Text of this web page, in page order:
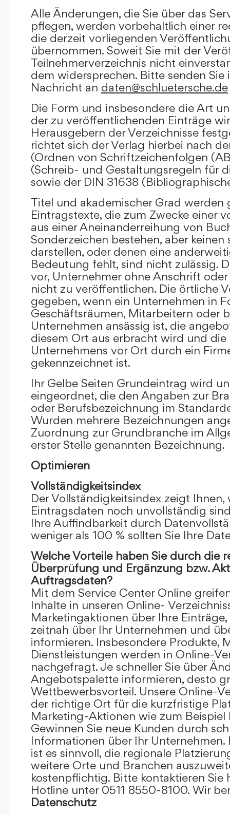
Alle Änderungen, die Sie über das
pflegen, werden vorbehaltlich einer
die derzeit vorliegenden
übernommen. Soweit Sie mit der
Teilnehmerverzeichnis nicht
dem widersprechen. Bitte senden Sie
Nachricht an daten@schluetersche.de
Die Form und insbesondere die Art
der zu veröffentlichenden Einträge
Herausgebern der Verzeichnisse
richtet sich der Verlag hierbei nach
(Ordnen von Schriftzeichenfolgen
(Schreib- und Gestaltungsregeln für
sowie der DIN 31638
Titel und akademischer Grad werden
Eintragstexte, die zum Zwecke einer
aus einer Aneinanderreihung von
Sonderzeichen bestehen, aber keinen
darstellen, oder denen eine
Bedeutung fehlt, sind nicht zulässig.
vor, Unternehmer ohne Anschrift
nicht zu veröffentlichen. Die örtliche
gegeben, wenn ein Unternehmen in
Geschäftsräumen, Mitarbeitern oder
Unternehmen ansässig ist, die
diesem Ort aus erbracht wird und die
Unternehmens vor Ort durch ein
gekennzeichnet ist.
Ihr Gelbe Seiten Grundeintrag wird
eingeordnet, die den Angaben zur
oder Berufsbezeichnung im
Wurden mehrere Bezeichnungen
Zuordnung zur Grundbranche im
erster Stelle genannten Bezeichnung.
Optimieren
Vollständigkeitsindex
Der Vollständigkeitsindex zeigt
Eintragsdaten noch unvollständig
Ihre Auffindbarkeit durch
weniger als 100 % sollten Sie Ihre
Welche Vorteile haben Sie durch die
Überprüfung und Ergänzung bzw.
Auftragsdaten?
Mit dem Service Center Online
Inhalte in unseren Online-
Marketingaktionen über Ihre
zeitnah über Ihr Unternehmen und
informieren. Insbesondere Produkte,
Dienstleistungen werden in Online-
nachgefragt. Je schneller Sie über
Angebotspalette informieren, desto
Wettbewerbsvorteil. Unsere Online-
der richtige Ort für die kurzfristige
Marketing-Aktionen wie zum Beispiel
Gewinnen Sie neue Kunden durch
Informationen über Ihr Unternehmen.
ist es sinnvoll, die regionale
weitere Orte und Branchen
kostenpflichtig. Bitte kontaktieren Sie
Hotline unter 0511 8550-8100. Wir
Datenschutz